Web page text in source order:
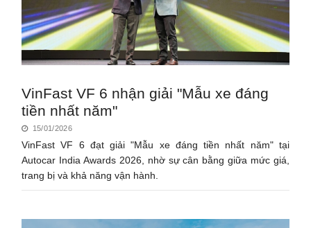
VinFast VF 6 nhận giải "Mẫu xe đáng
tiền nhất năm"
15/01/2026
VinFast VF 6 đạt giải "Mẫu xe đáng tiền nhất năm" tại
Autocar India Awards 2026, nhờ sự cân bằng giữa mức giá,
trang bị và khả năng vận hành.